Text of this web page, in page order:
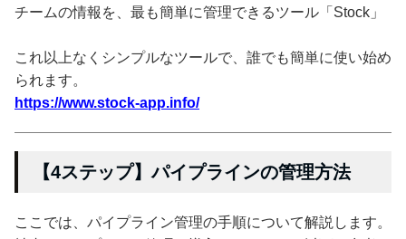
チームの情報を、最も簡単に管理できるツール「Stock」
これ以上なくシンプルなツールで、誰でも簡単に使い始め
られます。
https://www.stock-app.info/
【4ステップ】パイプラインの管理方法
ここでは、パイプライン管理の手順について解説します。